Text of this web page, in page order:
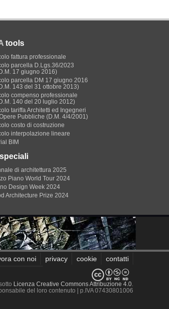
tools
fattura professionale
parcella D.Lgs.36/2023
17 giugno 2016)
parcella DM 17 giugno 2016
143 del 31 ottobre 2013)
compenso professionale
140 del 20 luglio 2012)
tariffa Architetti ed Ingegneri
Pubbliche (D.M. 4/4/2001)
costo di costruzione
interpolazione lineare
BIM
speciali
di architettura 2025
Piano World Tour 2024
Design Week 2024
Architecture Prize 2024
con noi privacy cookie contatti
Licenza Creative Commons Attribuzione 4.0.
del loro contenuto
| p.IVA 07430801006